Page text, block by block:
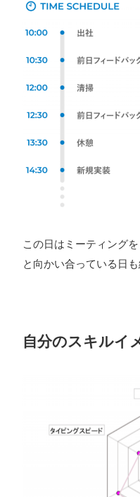
この日はミーティング
と向かい合っている日も
自分のスキルイ